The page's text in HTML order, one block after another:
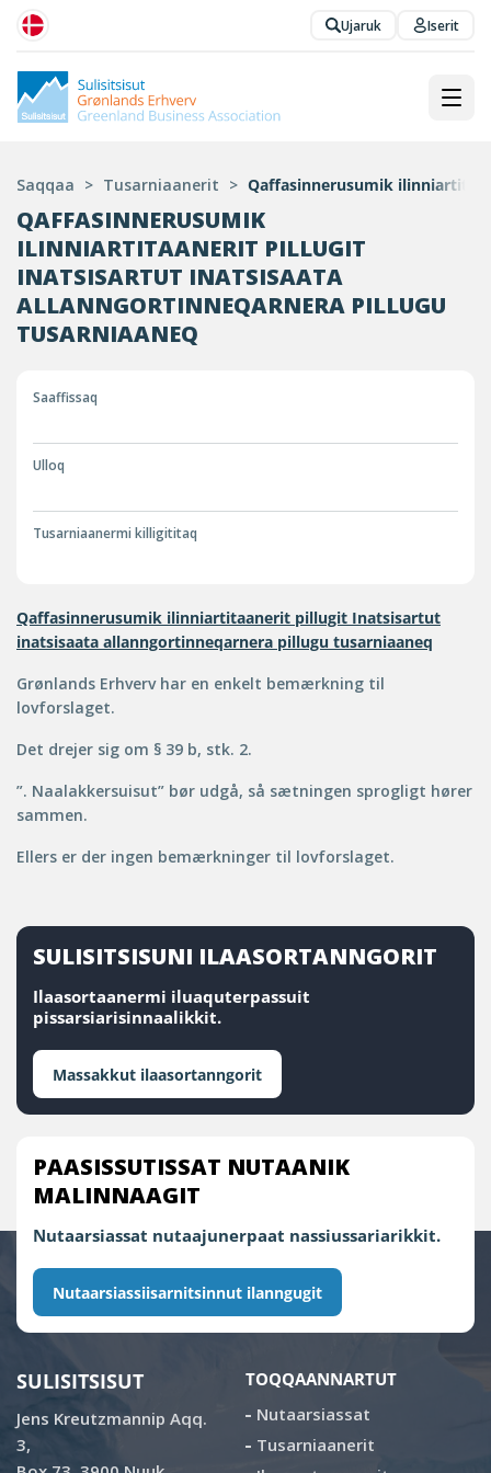
Ujaruk Iserit
Saqqaa > Tusarniaanerit > Qaffasinnerusumik
QAFFASINNERUSUMIK
ILINNIARTITAANERIT PILLUGIT
INATSISARTUT INATSISAATA
ALLANNGORTINNEQARNERA PILLUGU
TUSARNIAANEQ
Saaffissaq
Ulloq
Tusarniaanermi killigititaq
Qaffasinnerusumik ilinniartitaanerit pillugit Inatsisartut
inatsisaata allanngortinneqarnera pillugu tusarniaaneq
Grønlands Erhverv har en enkelt bemærkning til
lovforslaget.
Det drejer sig om § 39 b, stk. 2.
”. Naalakkersuisut” bør udgå, så sætningen sprogligt hører
sammen.
Ellers er der ingen bemærkninger til lovforslaget.
SULISITSISUNI ILAASORTANNGORIT
Ilaasortaanermi iluaquterpassuit
pissarsiarisinnaalikkit.
Massakkut ilaasortanngorit
PAASISSUTISSAT NUTAANIK
MALINNAAGIT
Nutaarsiassat nutaajunerpaat nassiussariarikkit.
Nutaarsiassiisarnitsinnut ilanngugit
SULISITSISUT
Jens Kreutzmannip Aqq.
3,
TOQQAANNARTUT
Nutaarsiassat
Tusarniaanerit